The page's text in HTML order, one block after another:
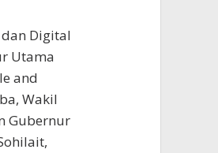
Digital
Utama
and
Wakil
Gubernur